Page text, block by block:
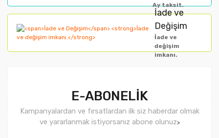
Ay taksit.
İade ve
Değişim
İade ve
değişim
imkanı.
E-ABONELİK
Kampanyalardan ve fırsatlardan ilk siz haberdar olmak
ve yararlanmak istiyorsanız abone olunuz>